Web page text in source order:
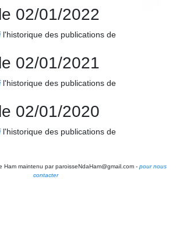
02/01/2022
l'historique des publications de
02/01/2021
l'historique des publications de
02/01/2020
l'historique des publications de
Ham maintenu par paroisseNdaHam@gmail.com - pour nous
contacter